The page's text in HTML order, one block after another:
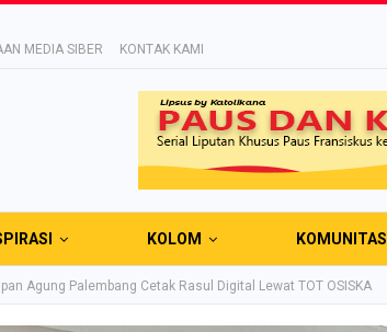
MEDIA SIBER KONTAK KAMI
KOLOM KOMUNITAS
Agung Palembang Cetak Rasul Digital Lewat TOT OSISKA